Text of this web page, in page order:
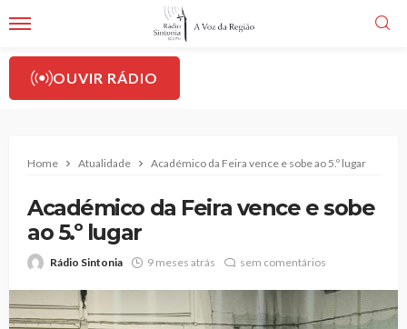
OUVIR RÁDIO
Home Atualidade Académico da Feira vence e sobe ao 5.º lugar
Académico da Feira vence e sobe
ao 5.º lugar
Rádio Sintonia 9 meses atrás sem comentários